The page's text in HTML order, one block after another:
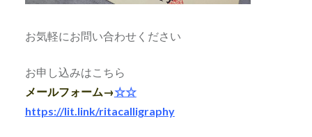
お気軽にお問い合わせください
お申し込みはこちら
メールフォーム→☆☆
https://lit.link/ritacalligraphy